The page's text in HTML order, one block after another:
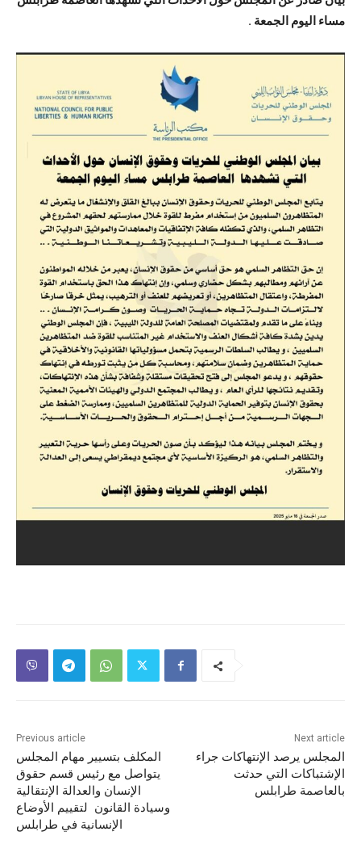
مساء اليوم الجمعة .
Previous article
المكلف بتسيير مهام المجلس
يتواصل مع رئيس قسم حقوق
الإنسان والعدالة الإنتقالية
وسيادة القانون لتقييم الأوضاع
الإنسانية في طرابلس
Next article
المجلس يرصد الإنتهاكات جراء
الإشتباكات التي حدثت
بالعاصمة طرابلس